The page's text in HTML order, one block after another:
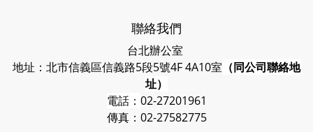
聯絡我們
台北辦公室
地址：北市信義區信義路5段5號4F 4A10室 （同公司聯絡地
址）
電話： 02-27201961
傳真：02-27582775